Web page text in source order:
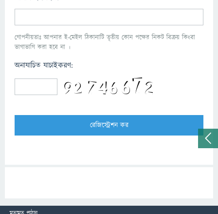
গোপনীয়তাঃ আপনার ই-মেইল ঠিকানাটি তৃতীয় কোন পক্ষের নিকট বিক্রয় কিংবা
ভাগাভাগি করা হবে না ।
অনাযাচিত যাচাইকরণ: